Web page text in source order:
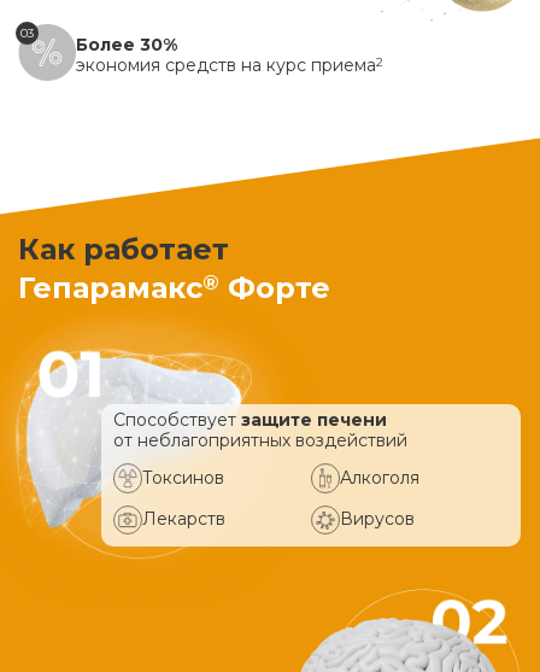
03
Более 30%
экономия средств на курс приема2
Как работает
Гепарамакс® Форте
Способствует защите печени
от неблагоприятных воздействий
Токсинов
Алкоголя
Лекарств
Вирусов